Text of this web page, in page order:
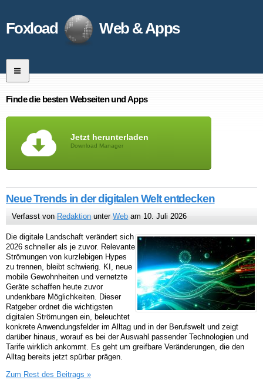
Foxload Web & Apps
Finde die besten Webseiten und Apps
Jetzt herunterladen
Download Manager
Neue Trends in der digitalen Welt entdecken
Verfasst von Redaktion unterWeb am 10. Juli 2026
Die digitale Landschaft verändert sich
2026 schneller als je zuvor. Relevante
Strömungen von kurzlebigen Hypes
zu trennen, bleibt schwierig. KI, neue
mobile Gewohnheiten und vernetzte
Geräte schaffen heute zuvor
undenkbare Möglichkeiten. Dieser
Ratgeber ordnet die wichtigsten
digitalen Strömungen ein, beleuchtet
konkrete Anwendungsfelder im Alltag und in der Berufswelt und zeigt
darüber hinaus, worauf es bei der Auswahl passender Technologien und
Tarife wirklich ankommt. Es geht um greifbare Veränderungen, die den
Alltag bereits jetzt spürbar prägen.
Zum Rest des Beitrags »